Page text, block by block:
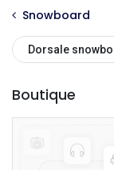
Snowboard
Dorsale
Boutique